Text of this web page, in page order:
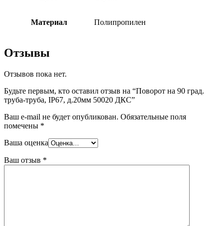
Материал Полипропилен
Отзывы
Отзывов пока нет.
Будьте первым, кто оставил отзыв на “Поворот на 90 град.
труба-труба, IP67, д.20мм 50020 ДКС”
Ваш e-mail не будет опубликован. Обязательные поля
помечены *
Ваша оценка
Ваш отзыв *